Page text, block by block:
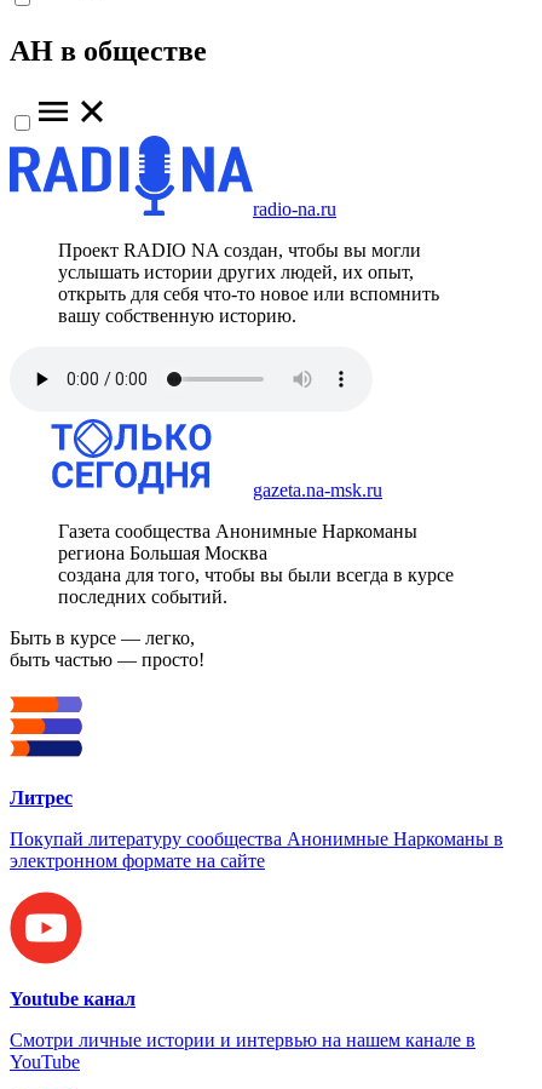
АН в обществе
radio-na.ru
Проект RADIO NA создан, чтобы вы могли
услышать истории других людей, их опыт,
открыть для себя что-то новое или вспомнить
вашу собственную историю.
gazeta.na-msk.ru
Газета сообщества Анонимные Наркоманы
региона Большая Москва
создана для того, чтобы вы были всегда в курсе
последних событий.
Быть в курсе — легко,
быть частью — просто!
Литрес
Покупай литературу сообщества Анонимные Наркоманы в
электронном формате на сайте
Youtube канал
Смотри личные истории и интервью на нашем канале в
YouTube